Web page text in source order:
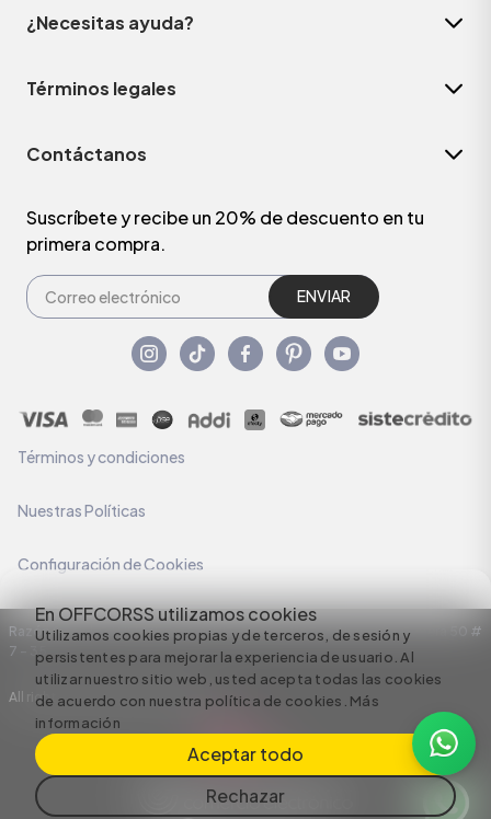
En OFFCORSS utilizamos cookies
Utilizamos cookies propias y de terceros, de sesión y
persistentes para mejorar la experiencia de usuario. Al
utilizar nuestro sitio web, usted acepta todas las cookies
de acuerdo con nuestra política de cookies. Más
información
Aceptar todo
Rechazar
¿Necesitas ayuda?
Términos legales
Contáctanos
Suscríbete y recibe un 20% de descuento en tu
primera compra.
ENVIAR
Términos y condiciones
Nuestras Políticas
Configuración de Cookies
Razón Social: C.I HERMECO S.A. NIT: 890924167-6 Dirección: Carrera 50 #
7 – 35
All rights reserved empowered by